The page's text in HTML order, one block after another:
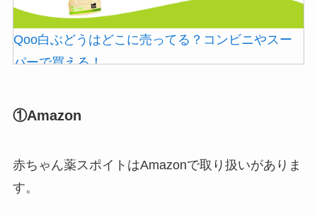
マックカードはどこで買える？Amazonや金券ショ
Qoo白ぶどうはどこに売ってる？コンビニやスー
パーで買える！
①Amazon
赤ちゃん薬スポイトはAmazonで取り扱いがありま
す。